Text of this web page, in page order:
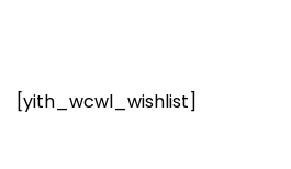
[yith_wcwl_wishlist]